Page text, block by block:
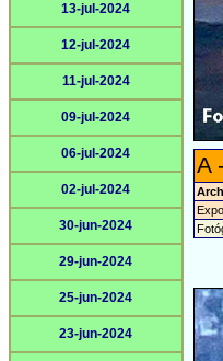
13-jul-2024
12-jul-2024
11-jul-2024
09-jul-2024
06-jul-2024
02-jul-2024
30-jun-2024
29-jun-2024
25-jun-2024
23-jun-2024
A